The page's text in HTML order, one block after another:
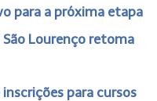
para a próxima etapa
Lourenço retoma
inscrições para cursos